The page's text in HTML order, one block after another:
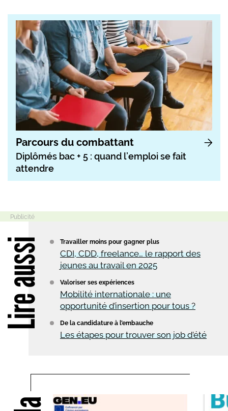
Parcours du combattant
Diplômés bac + 5 : quand l’emploi se fait
attendre
Travailler moins pour gagner plus
CDI, CDD, freelance… le rapport des
jeunes au travail en 2025
Valoriser ses expériences
Mobilité internationale : une
opportunité d’insertion pour tous ?
De la candidature à l’embauche
Les étapes pour trouver son job d’été